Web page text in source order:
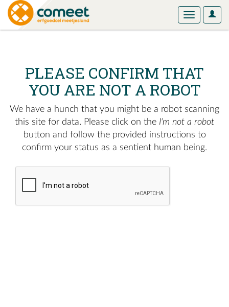
User
Toggle
PLEASE CONFIRM THAT
YOU ARE NOT A ROBOT
We have a hunch that you might be a robot scanning
this site for data. Please click on the I'm not a robot
button and follow the provided instructions to
confirm your status as a sentient human being.